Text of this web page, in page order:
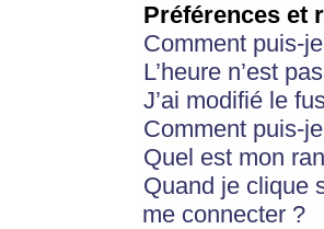
Préférences et
Comment puis-
L’heure n’est
J’ai modifié le
Comment puis-
Quel est mon
Quand je clique
me connecter ?